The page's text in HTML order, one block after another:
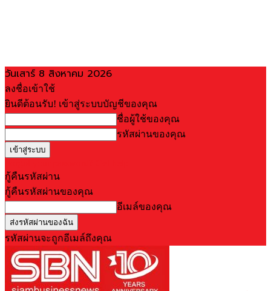
วันเสาร์ 8 สิงหาคม 2026
ลงชื่อเข้าใช้
ยินดีต้อนรับ! เข้าสู่ระบบบัญชีของคุณ
ชื่อผู้ใช้ของคุณ
รหัสผ่านของคุณ
กู้คืนรหัสผ่าน
กู้คืนรหัสผ่านของคุณ
อีเมล์ของคุณ
รหัสผ่านจะถูกอีเมล์ถึงคุณ